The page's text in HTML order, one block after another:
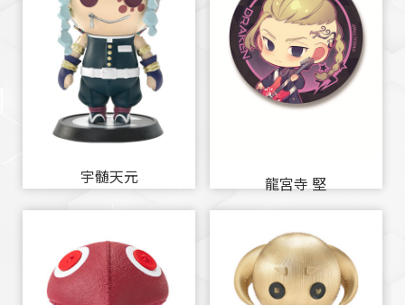
宇髄天元 龍宮寺 堅